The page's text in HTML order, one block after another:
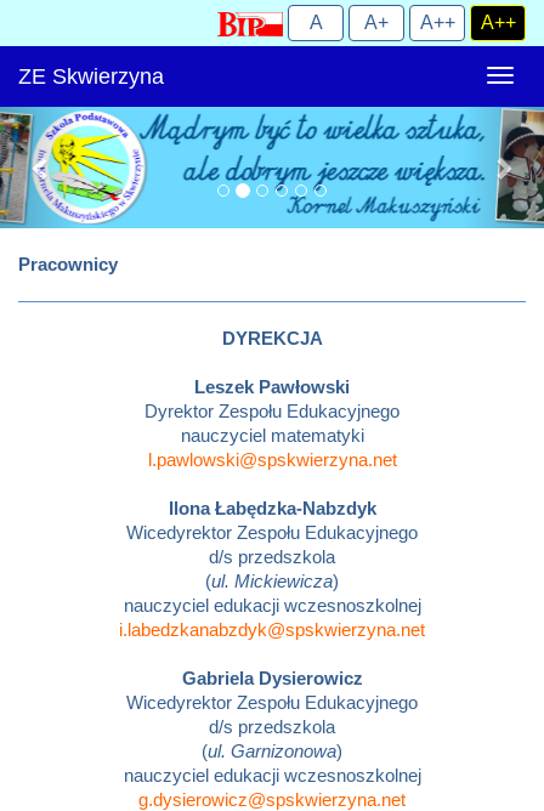
ZE Skwierzyna
Pracownicy
DYREKCJA
Leszek Pawłowski
Dyrektor Zespołu Edukacyjnego
nauczyciel matematyki
l.pawlowski@spskwierzyna.net
Ilona Łabędzka-Nabzdyk
Wicedyrektor Zespołu Edukacyjnego
d/s przedszkola
(ul. Mickiewicza)
nauczyciel edukacji wczesnoszkolnej
i.labedzkanabzdyk@spskwierzyna.net
Gabriela Dysierowicz
Wicedyrektor Zespołu Edukacyjnego
d/s przedszkola
(ul. Garnizonowa)
nauczyciel edukacji wczesnoszkolnej
g.dysierowicz@spskwierzyna.net